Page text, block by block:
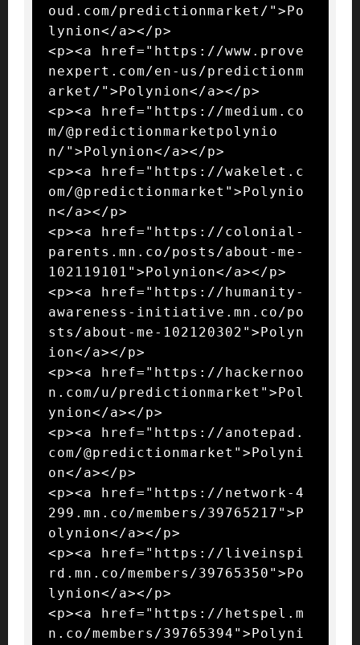
oud.com/predictionmarket/">Po
lynion</a></p>
<p><a href="https://www.prove
nexpert.com/en-us/predictionm
arket/">Polynion</a></p>
<p><a href="https://medium.co
m/@predictionmarketpolynio
n/">Polynion</a></p>
<p><a href="https://wakelet.c
om/@predictionmarket">Polynio
n</a></p>
<p><a href="https://colonial-
parents.mn.co/posts/about-me-
102119101">Polynion</a></p>
<p><a href="https://humanity-
awareness-initiative.mn.co/po
sts/about-me-102120302">Polyn
ion</a></p>
<p><a href="https://hackernoo
n.com/u/predictionmarket">Pol
ynion</a></p>
<p><a href="https://anotepad.
com/@predictionmarket">Polyni
on</a></p>
<p><a href="https://network-4
299.mn.co/members/39765217">P
olynion</a></p>
<p><a href="https://liveinspi
rd.mn.co/members/39765350">Po
lynion</a></p>
<p><a href="https://hetspel.m
n.co/members/39765394">Polyni